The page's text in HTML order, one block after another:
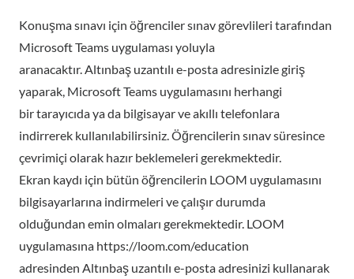
Konuşma sınavı için öğrenciler sınav görevlileri tarafından
Microsoft Teams uygulaması yoluyla
aranacaktır. Altınbaş uzantılı e-posta adresinizle giriş
yaparak, Microsoft Teams uygulamasını herhangi
bir tarayıcıda ya da bilgisayar ve akıllı telefonlara
indirrerek kullanılabilirsiniz. Öğrencilerin sınav süresince
çevrimiçi olarak hazır beklemeleri gerekmektedir.
Ekran kaydı için bütün öğrencilerin LOOM uygulamasını
bilgisayarlarına indirmeleri ve çalışır durumda
olduğundan emin olmaları gerekmektedir. LOOM
uygulamasına https://loom.com/education
adresinden Altınbaş uzantılı e-posta adresinizi kullanarak